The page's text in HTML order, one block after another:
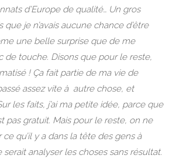
d’Europe de qualité… Un gros
que je n’avais aucune chance d’être
une belle surprise que de me
de touche. Disons que pour le reste,
! Ça fait partie de ma vie de
assez vite à autre chose, et
les faits, j’ai ma petite idée, parce que
pas gratuit. Mais pour le reste, on ne
qu’il y a dans la tête des gens à
serait analyser les choses sans résultat.